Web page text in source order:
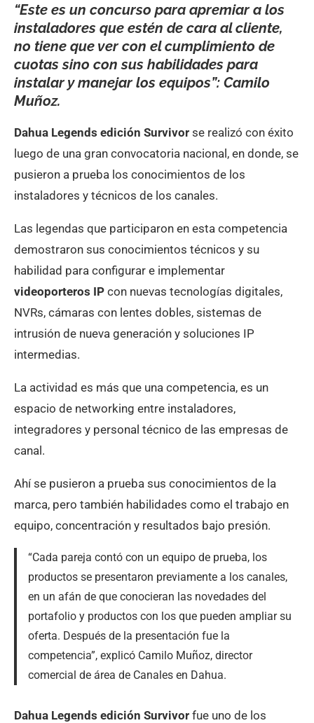
“Este es un concurso para apremiar a los
instaladores que estén de cara al cliente,
no tiene que ver con el cumplimiento de
cuotas sino con sus habilidades para
instalar y manejar los equipos”: Camilo
Muñoz.
Dahua Legends edición Survivor se realizó con éxito
luego de una gran convocatoria nacional, en donde, se
pusieron a prueba los conocimientos de los
instaladores y técnicos de los canales.
Las legendas que participaron en esta competencia
demostraron sus conocimientos técnicos y su
habilidad para configurar e implementar
videoporteros IP con nuevas tecnologías digitales,
NVRs, cámaras con lentes dobles, sistemas de
intrusión de nueva generación y soluciones IP
intermedias.
La actividad es más que una competencia, es un
espacio de networking entre instaladores,
integradores y personal técnico de las empresas de
canal.
Ahí se pusieron a prueba sus conocimientos de la
marca, pero también habilidades como el trabajo en
equipo, concentración y resultados bajo presión.
“Cada pareja contó con un equipo de prueba, los
productos se presentaron previamente a los canales,
en un afán de que conocieran las novedades del
portafolio y productos con los que pueden ampliar su
oferta. Después de la presentación fue la
competencia”, explicó Camilo Muñoz, director
comercial de área de Canales en Dahua.
Dahua Legends edición Survivor fue uno de los